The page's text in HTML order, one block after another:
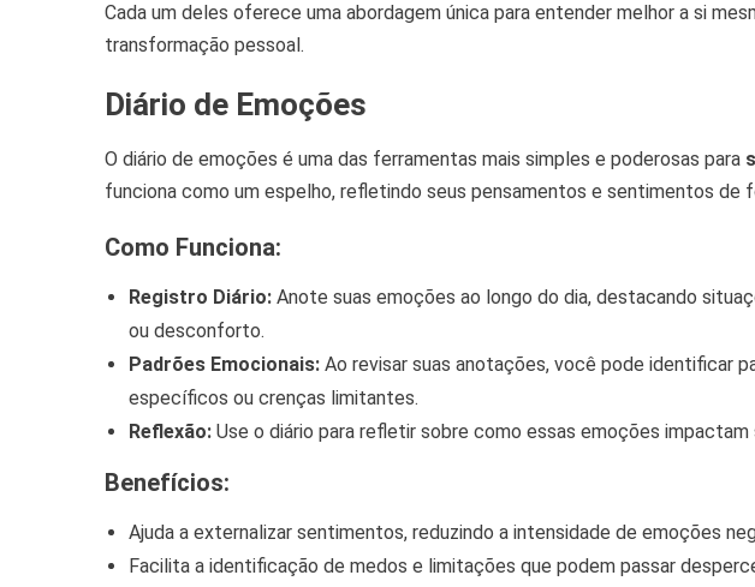
Cada um deles oferece uma abordagem única para entender melhor a si
transformação pessoal.
Diário de Emoções
O diário de emoções é uma das ferramentas mais simples e poderosas para
funciona como um espelho, refletindo seus pensamentos e sentimentos de
Como Funciona:
Registro Diário: Anote suas emoções ao longo do dia, destacando
ou desconforto.
Padrões Emocionais: Ao revisar suas anotações, você pode identificar
específicos ou crenças limitantes.
Reflexão: Use o diário para refletir sobre como essas emoções
Benefícios:
Ajuda a externalizar sentimentos, reduzindo a intensidade de emoções
Facilita a identificação de medos e limitações que podem passar